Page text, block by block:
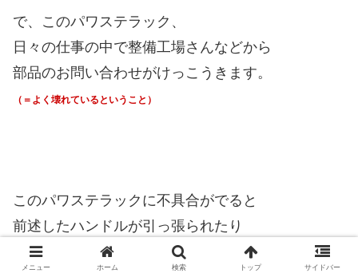
で、このパワステラック、
日々の仕事の中で整備工場さんなどから
部品のお問い合わせがけっこうきます。
（＝よく壊れているということ）
このパワステラックに不具合がでると
前述したハンドルが引っ張られたり
メニュー ホーム 検索 トップ サイドバー